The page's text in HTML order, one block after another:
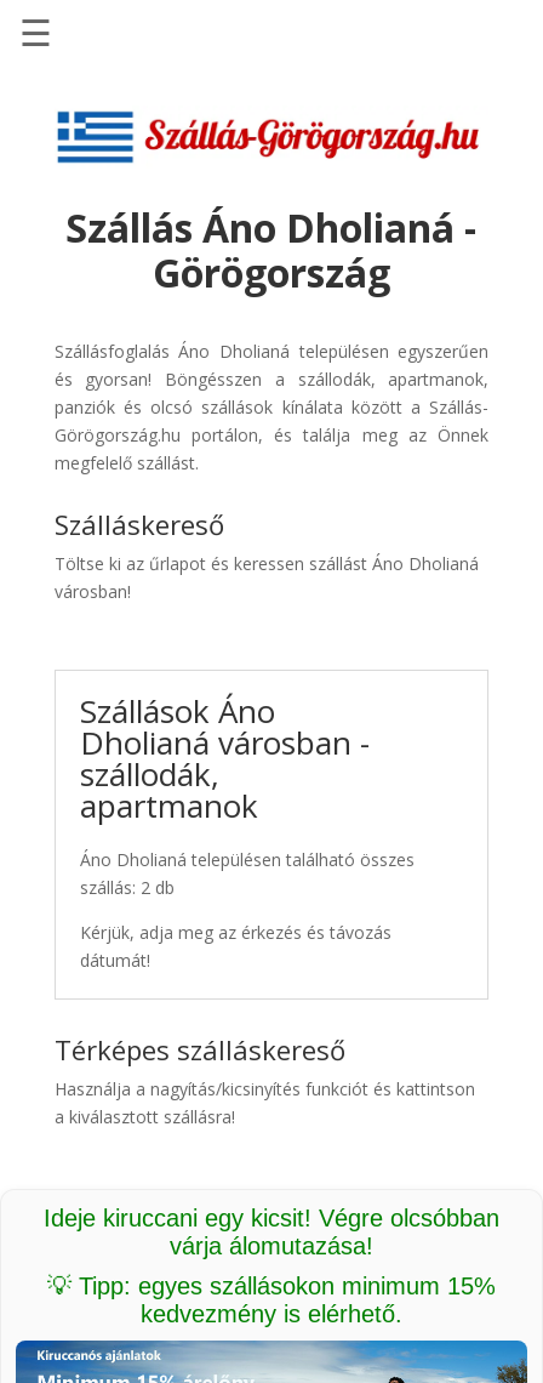
Szállások
Repülőjegy
pénzvisszatérítéssel
Discover
Cars
Transzfer
Kiwi
Taxi
☰
Szállás Áno Dholianá -
Görögország
Szállásfoglalás Áno Dholianá településen egyszerűen
és gyorsan! Böngésszen a szállodák, apartmanok,
panziók és olcsó szállások kínálata között a Szállás-
Görögország.hu portálon, és találja meg az Önnek
megfelelő szállást.
Szálláskereső
Töltse ki az űrlapot és keressen szállást Áno Dholianá
városban!
Szállások Áno
Dholianá városban -
szállodák,
apartmanok
Áno Dholianá településen található összes
szállás: 2 db
Kérjük, adja meg az érkezés és távozás
dátumát!
Térképes szálláskereső
Használja a nagyítás/kicsinyítés funkciót és kattintson
a kiválasztott szállásra!
Ideje kiruccani egy kicsit! Végre olcsóbban
várja álomutazása!
💡 Tipp: egyes szállásokon minimum 15%
kedvezmény is elérhető.